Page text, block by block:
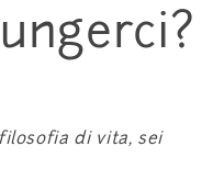
di vita, sei